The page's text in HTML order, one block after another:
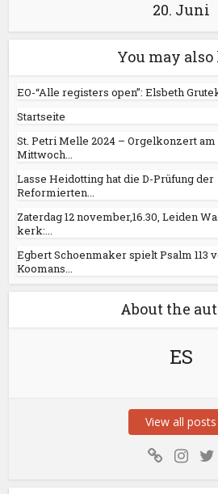
20. Juni
You may
EO-“Alle registers open”: Elsbeth
Startseite
St. Petri Melle 2024 – Orgelkonzert am
Mittwoch...
Lasse Heidotting hat die D-Prüfung der
Reformierten...
Zaterdag 12 november,16.30, Leiden
kerk:...
Egbert Schoenmaker spielt Psalm 113
Koomans...
About the
ES
View all posts